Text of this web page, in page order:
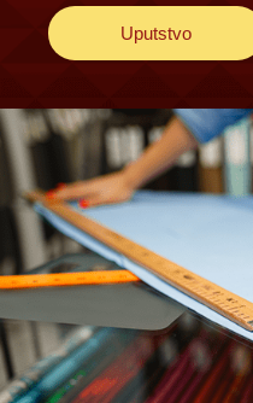
Uputstvo